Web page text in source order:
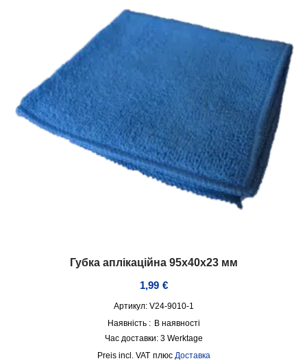
Губка аплікаційна 95х40х23 мм
1,99 €
Артикул: V24-9010-1
Наявність : В наявності
Час доставки: 3 Werktage
incl. VAT плюс Доставка